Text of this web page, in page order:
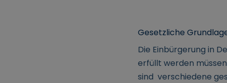
Gesetzliche
Die Einbürgerung in
erfüllt werden
sind verschiedene